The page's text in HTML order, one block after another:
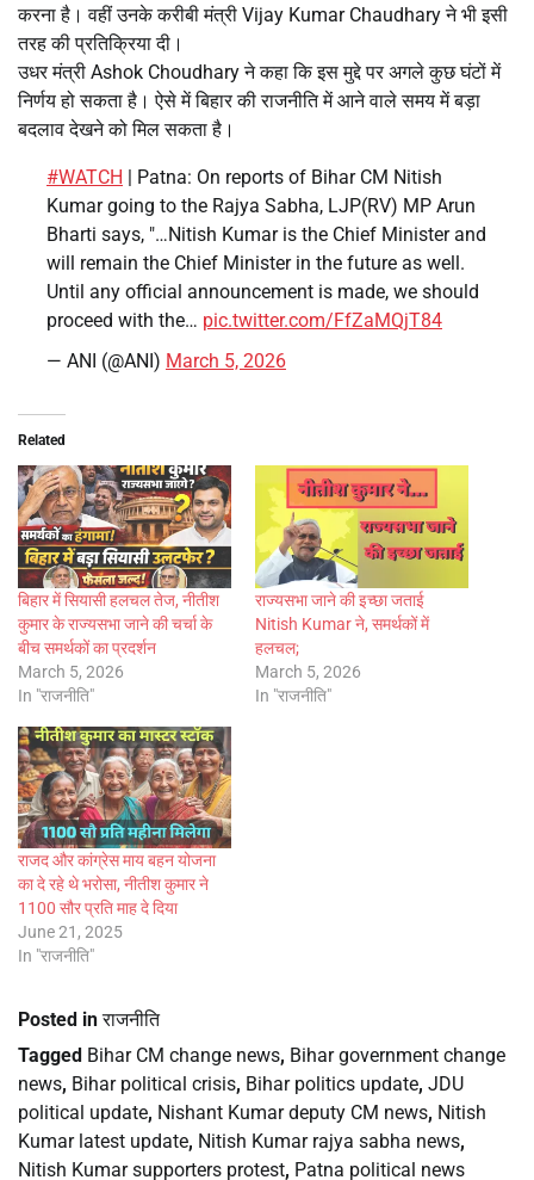
करना है। वहीं उनके करीबी मंत्री Vijay Kumar Chaudhary ने भी इसी
तरह की प्रतिक्रिया दी।
उधर मंत्री Ashok Choudhary ने कहा कि इस मुद्दे पर अगले कुछ घंटों में
निर्णय हो सकता है। ऐसे में बिहार की राजनीति में आने वाले समय में बड़ा
बदलाव देखने को मिल सकता है।
#WATCH
| Patna: On reports of Bihar CM Nitish
Kumar going to the Rajya Sabha, LJP(RV) MP Arun
Bharti says, "…Nitish Kumar is the Chief Minister and
will remain the Chief Minister in the future as well.
Until any official announcement is made, we should
proceed with the… pic.twitter.com/FfZaMQjT84
— ANI (@ANI) March 5, 2026
Related
बिहार में सियासी हलचल तेज, नीतीश
कुमार के राज्यसभा जाने की चर्चा के
बीच समर्थकों का प्रदर्शन
March 5, 2026
In "राजनीति"
राज्यसभा जाने की इच्छा जताई
Nitish Kumar ने, समर्थकों में
हलचल;
March 5, 2026
In "राजनीति"
राजद और कांग्रेस माय बहन योजना
का दे रहे थे भरोसा, नीतीश कुमार ने
1100 सौर प्रति माह दे दिया
June 21, 2025
In "राजनीति"
Posted inराजनीति
Tagged Bihar CM change news, Bihar government change
news, Bihar political crisis, Bihar politics update, JDU
political update, Nishant Kumar deputy CM news, Nitish
Kumar latest update, Nitish Kumar rajya sabha news,
Nitish Kumar supporters protest, Patna political news